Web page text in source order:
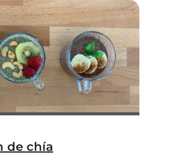
se corre el riesgo de
de chía